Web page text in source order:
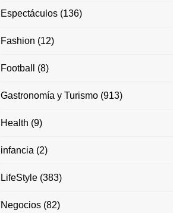
Espectáculos (136)
Fashion (12)
Football (8)
Gastronomía y Turismo (913)
Health (9)
infancia (2)
LifeStyle (383)
Negocios (82)